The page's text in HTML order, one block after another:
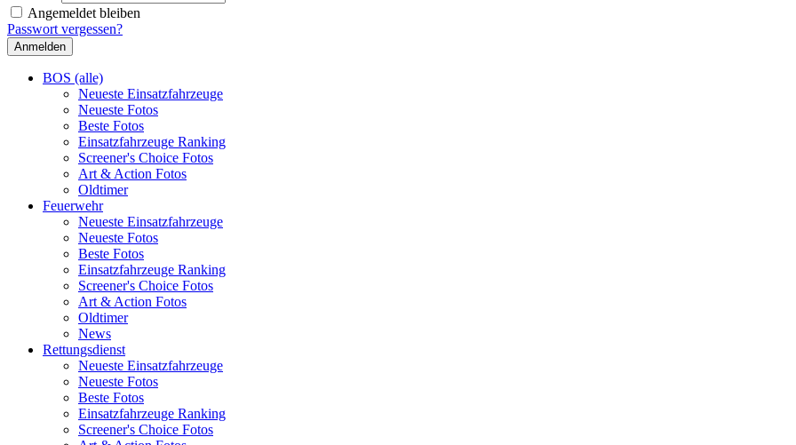
Angemeldet bleiben
Passwort vergessen?
BOS (alle)
Neueste Einsatzfahrzeuge
Neueste Fotos
Beste Fotos
Einsatzfahrzeuge Ranking
Screener's Choice Fotos
Art & Action Fotos
Oldtimer
Feuerwehr
Neueste Einsatzfahrzeuge
Neueste Fotos
Beste Fotos
Einsatzfahrzeuge Ranking
Screener's Choice Fotos
Art & Action Fotos
Oldtimer
News
Rettungsdienst
Neueste Einsatzfahrzeuge
Neueste Fotos
Beste Fotos
Einsatzfahrzeuge Ranking
Screener's Choice Fotos